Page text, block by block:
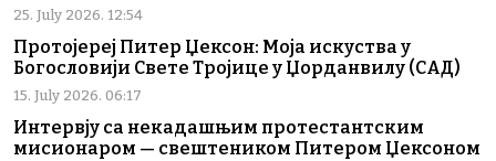
25. July 2026. 12:54
Протојереј Питер Џексон: Моја искуства у
Богословији Свете Тројице у Џорданвилу (САД)
15. July 2026. 06:17
Интервју са некадашњим протестантским
мисионаром — свештеником Питером Џексоном